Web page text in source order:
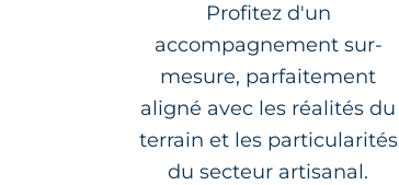
Profitez d'un
accompagnement sur-
mesure, parfaitement
aligné avec les réalités du
terrain et les particularités
du secteur artisanal.